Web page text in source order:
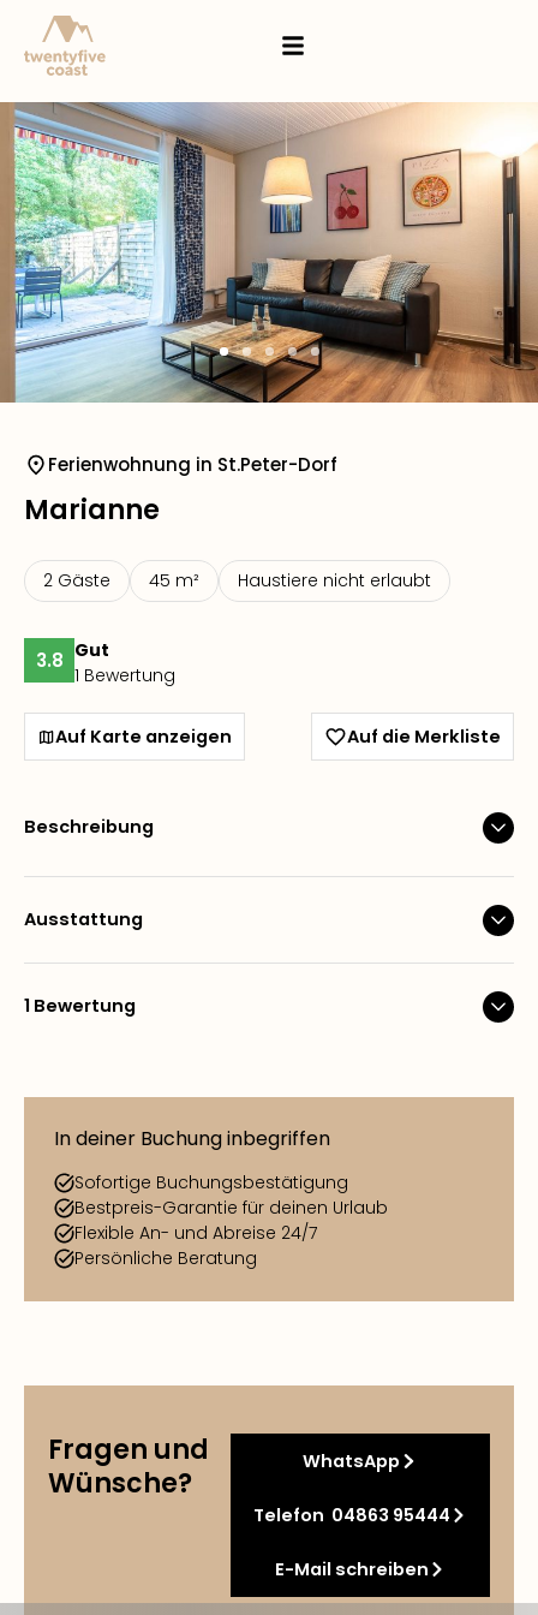
Ferienwohnung in St.Peter-Dorf
Marianne
2 Gäste 45 m² Haustiere nicht erlaubt
3.8 Gut
1 Bewertung
Auf Karte anzeigen Auf die Merkliste
Beschreibung
Ausstattung
1 Bewertung
In deiner Buchung inbegriffen
Sofortige Buchungsbestätigung
Bestpreis-Garantie für deinen Urlaub
Flexible An- und Abreise 24/7
Persönliche Beratung
Fragen und
Wünsche?
WhatsApp
Telefon 04863 95444
E-Mail schreiben